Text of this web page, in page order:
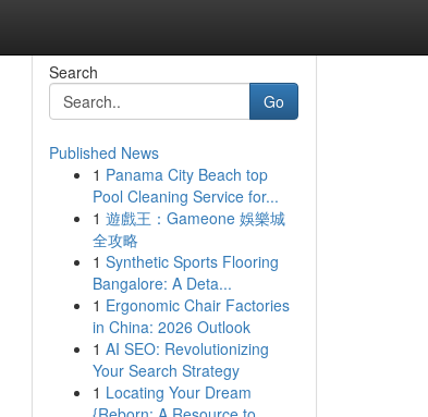
Search
Go
Published News
1 Panama City Beach top
Pool Cleaning Service for...
1 遊戲王：Gameone 娛樂城
全攻略
1 Synthetic Sports Flooring
Bangalore: A Deta...
1 Ergonomic Chair Factories
in China: 2026 Outlook
1 AI SEO: Revolutionizing
Your Search Strategy
1 Locating Your Dream